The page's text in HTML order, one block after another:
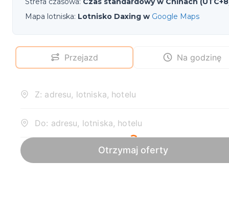
Mapa lotniska: Lotnisko Daxing w Google Maps